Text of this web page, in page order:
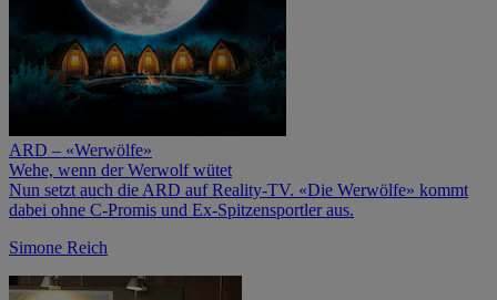
ARD – «Werwölfe»
Wehe, wenn der Werwolf wütet
Nun setzt auch die ARD auf Reality-TV. «Die Werwölfe» kommt
dabei ohne C-Promis und Ex-Spitzensportler aus.
Simone Reich